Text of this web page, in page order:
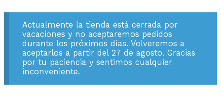
Actualmente la tienda está cerrada por
vacaciones y no aceptaremos pedidos
durante los próximos días. Volveremos a
aceptarlos a partir del 27 de agosto. Gracias
por tu paciencia y sentimos cualquier
inconveniente.